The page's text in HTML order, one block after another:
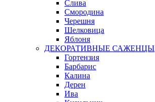
Слива
Смородина
Черешня
Шелковица
Яблоня
ДЕКОРАТИВНЫЕ САЖЕНЦЫ
Гортензия
Барбарис
Калина
Дерен
Ива